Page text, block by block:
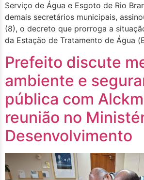
Serviço de Água e Esgoto de Rio
demais secretários municipais,
(8), o decreto que prorroga a
da Estação de Tratamento de Água
Prefeito discute
ambiente e
pública com
reunião no
Desenvolvimento